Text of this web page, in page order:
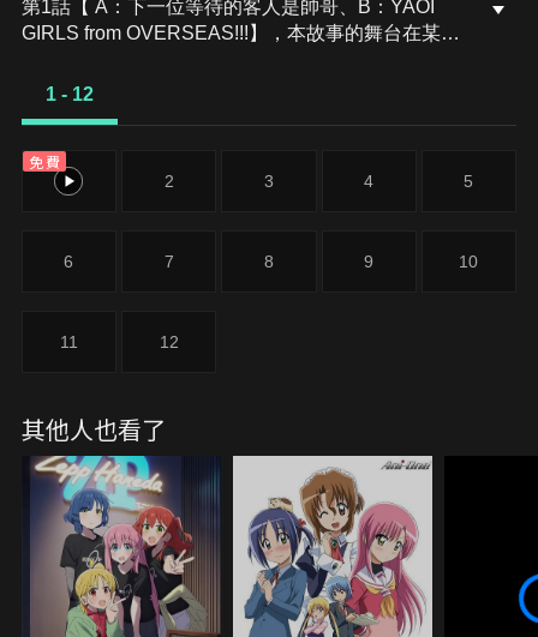
第1話【 A：下一位等待的客人是帥哥、B：YAOI
GIRLS from OVERSEAS!!!】，本故事的舞台在某間
多。有著骷髏外貌的主角本田，在這個賣場裡日日與
1 - 12
免費
1 2 3 4 5
6 7 8 9 10
11 12
其他人也看了